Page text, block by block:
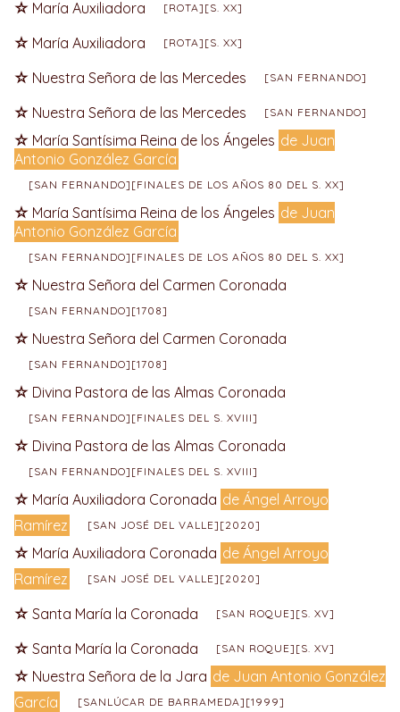
María Auxiliadora [ROTA][S. XX]
María Auxiliadora [ROTA][S. XX]
Nuestra Señora de las Mercedes [SAN FERNANDO]
Nuestra Señora de las Mercedes [SAN FERNANDO]
María Santísima Reina de los Ángeles de Juan
Antonio González García
[SAN FERNANDO][FINALES DE LOS AÑOS 80 DEL S. XX]
María Santísima Reina de los Ángeles de Juan
Antonio González García
[SAN FERNANDO][FINALES DE LOS AÑOS 80 DEL S. XX]
Nuestra Señora del Carmen Coronada
[SAN FERNANDO][1708]
Nuestra Señora del Carmen Coronada
[SAN FERNANDO][1708]
Divina Pastora de las Almas Coronada
[SAN FERNANDO][FINALES DEL S. XVIII]
Divina Pastora de las Almas Coronada
[SAN FERNANDO][FINALES DEL S. XVIII]
María Auxiliadora Coronada de Ángel Arroyo
Ramírez
[SAN JOSÉ DEL VALLE][2020]
María Auxiliadora Coronada de Ángel Arroyo
Ramírez
[SAN JOSÉ DEL VALLE][2020]
Santa María la Coronada [SAN ROQUE][S. XV]
Santa María la Coronada [SAN ROQUE][S. XV]
Nuestra Señora de la Jara de Juan Antonio González
García
[SANLÚCAR DE BARRAMEDA][1999]